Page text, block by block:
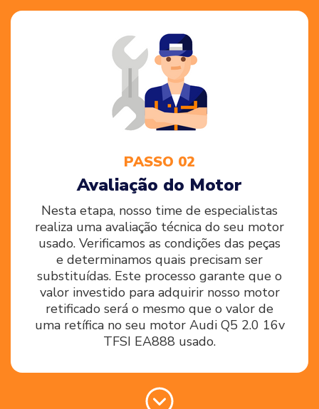
PASSO 02
Avaliação do Motor
Nesta etapa, nosso time de especialistas
realiza uma avaliação técnica do seu motor
usado. Verificamos as condições das peças
e determinamos quais precisam ser
substituídas. Este processo garante que o
valor investido para adquirir nosso motor
retificado será o mesmo que o valor de
uma retífica no seu motor Audi Q5 2.0 16v
TFSI EA888 usado.